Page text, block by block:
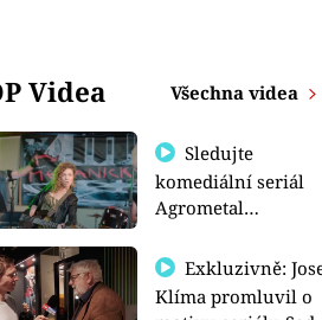
Videa Všechna videa
Sledujte
komediální seriál
Agrometal
prima+
Exkluzivně: Josef
Klíma promluvil o